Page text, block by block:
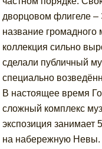
дворцовом флигеле
название громадного
коллекция сильно
сделали публичный
специально
В настоящее время
сложный комплекс
экспозиция
на набережную Невы.